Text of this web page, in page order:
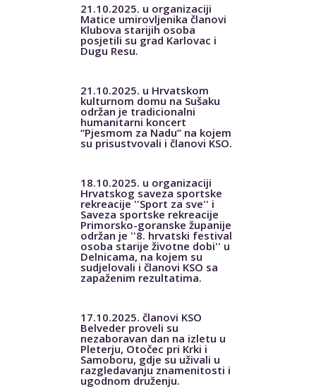
21.10.2025. u organizaciji
Matice umirovljenika članovi
Klubova starijih osoba
posjetili su grad Karlovac i
Dugu Resu.
21.10.2025. u Hrvatskom
kulturnom domu na Sušaku
održan je tradicionalni
humanitarni koncert
“Pjesmom za Nadu” na kojem
su prisustvovali i članovi KSO.
18.10.2025. u organizaciji
Hrvatskog saveza sportske
rekreacije ''Sport za sve'' i
Saveza sportske rekreacije
Primorsko-goranske županije
održan je ''8. hrvatski festival
osoba starije životne dobi'' u
Delnicama, na kojem su
sudjelovali i članovi KSO sa
zapaženim rezultatima.
17.10.2025. članovi KSO
Belveder proveli su
nezaboravan dan na izletu u
Pleterju, Otočec pri Krki i
Samoboru, gdje su uživali u
razgledavanju znamenitosti i
ugodnom druženju.